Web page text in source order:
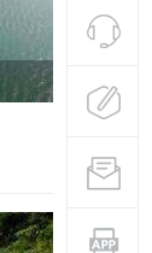
贝净 AC
全解析